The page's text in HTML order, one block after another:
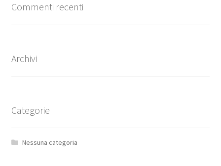
Commenti recenti
Archivi
Categorie
Nessuna categoria